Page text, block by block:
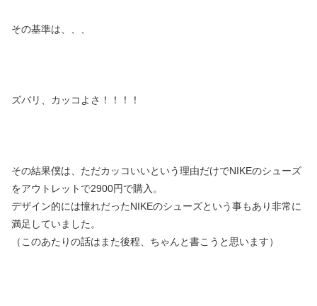
その基準は、、、
ズバリ、カッコよさ！！！！
その結果僕は、ただカッコいいという理由だけでNIKEのシューズ
をアウトレットで2900円で購入。
デザイン的には憧れだったNIKEのシューズという事もあり非常に
満足していました。
（このあたりの話はまた後程、ちゃんと書こうと思います）